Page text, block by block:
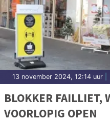
13 november 2024, 12:14 uur
BLOKKER FAILLIET,
VOORLOPIG OPEN